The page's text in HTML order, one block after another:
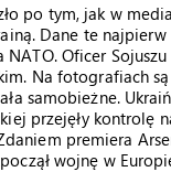
po tym, jak w
Dane te
Oficer
Na fotografiach
samobieżne.
przejęły
premiera
wojnę w